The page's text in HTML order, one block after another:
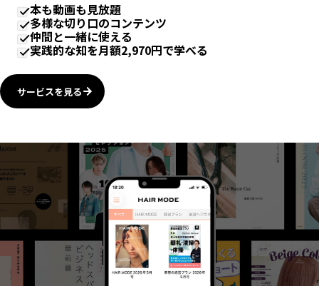
本も動画も見放題
多様な切り口のコンテンツ
仲間と一緒に使える
実践的な知を月額2,970円で学べる
サービスを見る